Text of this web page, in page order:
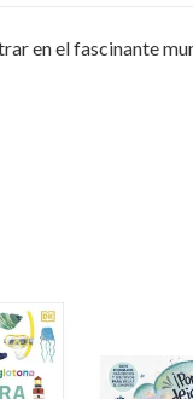
en el fascinante